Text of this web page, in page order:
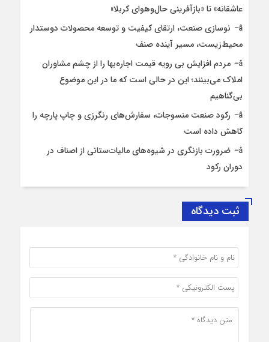
عاشقانه» تا «بازآفرینی حال‌وهوای کربلا»
نوسازی صنعت، ارتقای کیفیت و توسعه محصولات دوستدار
محیط‌زیست، مسیر آینده صنف
مردم افزایش بی رویه قیمت اجاره‌بها را از چشم مشاوران
املاک می‌بینند؛ این در حالی است که ما در این موضوع
بی‌گناهیم
رکود صنعت منسوجات، سفارش‌های رنگرزی و چاپ پارچه را
کاهش داده است
ضرورت بازنگری در شیوه‌های مالیات‌ستانی از اصناف در
دوران رکود
ثبت دیدگاه